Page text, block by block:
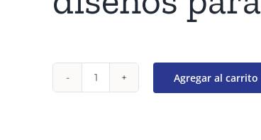
Coronas
Agregar al carrito